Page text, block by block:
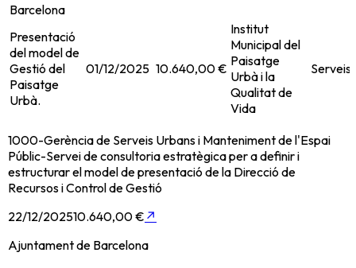
Barcelona
Presentació
del model de
Gestió del
Paisatge
Urbà.
01/12/2025 10.640,00 €
Institut
Municipal del
Paisatge
Urbà i la
Qualitat de
Vida
Serveis
1000-Gerència de Serveis Urbans i Manteniment de l'Espai
Públic-Servei de consultoria estratègica per a definir i
estructurar el model de presentació de la Direcció de
Recursos i Control de Gestió
22/12/202510.640,00 € ↗
Ajuntament de Barcelona